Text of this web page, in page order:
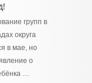
групп в
округа
в мае, но
о
…